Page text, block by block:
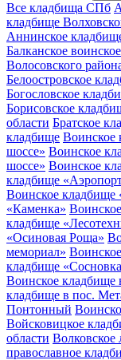
Все кладбища СПб
кладбище
Аннинское
Балканское
Волосовского
Белоостровское
Богословское
Борисовское
области Братское
кладбище Воинское
шоссе» Воинское
шоссе» Воинское
кладбище
Воинское
«Каменка»
кладбище
«Осиновая Роща»
мемориал»
кладбище
Воинское кладбище
кладбище в пос.
Понтонный
Войсковицкое
области Волковское
православное